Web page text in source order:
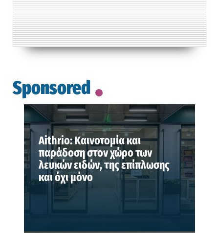
Sponsored
Aithrio: Καινοτομία και
παράδοση στον χώρο των
λευκών ειδών, της επίπλωσης
και όχι μόνο